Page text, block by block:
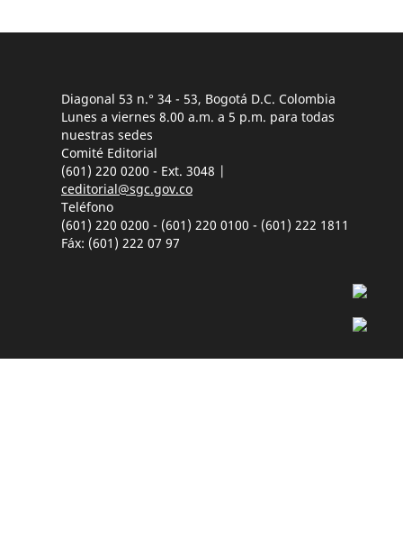
Diagonal 53 n.° 34 - 53, Bogotá D.C. Colombia
Lunes a viernes 8.00 a.m. a 5 p.m. para todas
nuestras sedes
Comité Editorial
(601) 220 0200 - Ext. 3048 |
ceditorial@sgc.gov.co
Teléfono
(601) 220 0200 - (601) 220 0100 - (601) 222 1811
Fáx: (601) 222 07 97